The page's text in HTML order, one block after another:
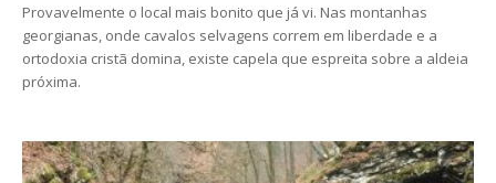
Provavelmente o local mais bonito que já vi. Nas montanhas
georgianas, onde cavalos selvagens correm em liberdade e a
ortodoxia cristã domina, existe capela que espreita sobre a aldeia
próxima.